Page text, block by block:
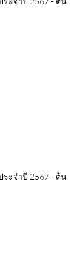
ะจำปี 2567 - ต้น